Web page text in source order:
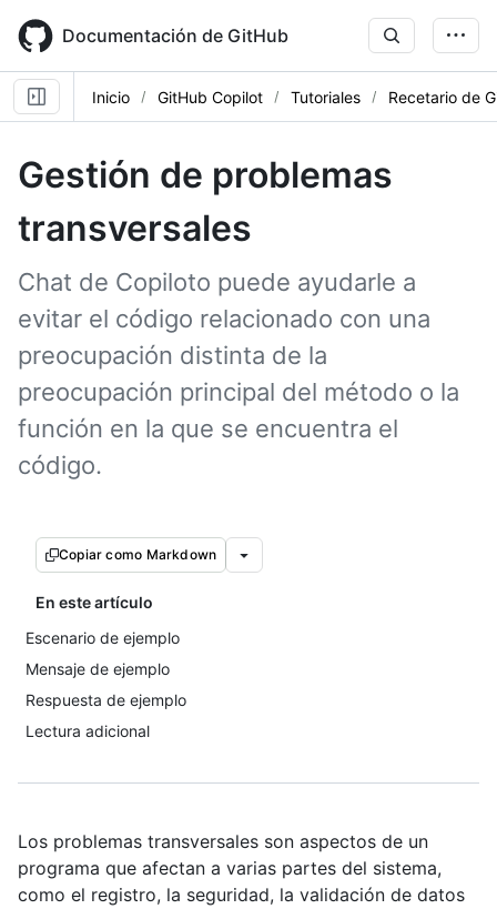
main
content
Documentación de GitHub
Inicio GitHub Copilot Tutoriales Recetario de
Gestión de problemas
transversales
Chat de Copiloto puede ayudarle a
evitar el código relacionado con una
preocupación distinta de la
preocupación principal del método o la
función en la que se encuentra el
código.
Copiar como Markdown
En este artículo
Escenario de ejemplo
Mensaje de ejemplo
Respuesta de ejemplo
Lectura adicional
Los problemas transversales son aspectos de un
programa que afectan a varias partes del sistema,
como el registro, la seguridad, la validación de datos